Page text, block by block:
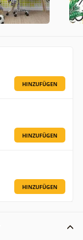
HINZUFÜGEN
HINZUFÜGEN
HINZUFÜGEN